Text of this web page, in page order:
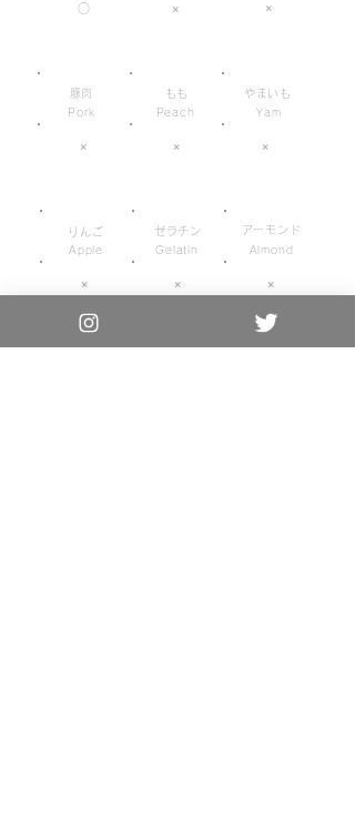
○ × ×
豚肉
Pork
×
もも
Peach
×
Yam
やまいも
×
Apple
りんご
×
Gelatin
ゼラチン
×
Almond
アーモンド
×